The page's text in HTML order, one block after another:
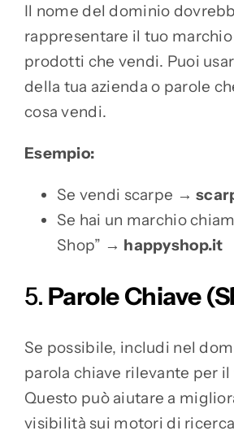
Il nome del dominio
rappresentare il tuo
prodotti che vendi. Puoi
della tua azienda o parole
cosa vendi.
Esempio:
Se vendi scarpe →
Se hai un marchio
Shop” → happyshop.it
5. Parole Chiave
Se possibile, includi nel
parola chiave rilevante per il
Questo può aiutare a
visibilità sui motori di